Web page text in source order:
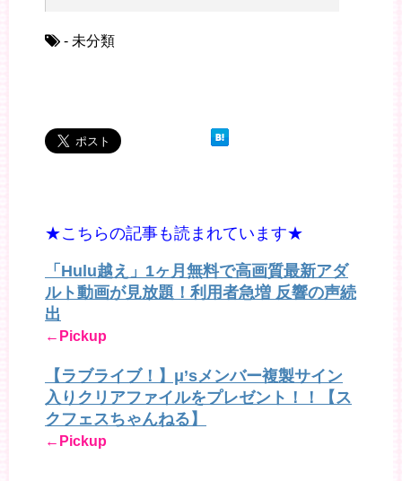
- 未分類
★こちらの記事も読まれています★
「Hulu越え」1ヶ月無料で高画質最新アダ
ルト動画が見放題！利用者急増 反響の声続
出
←Pickup
【ラブライブ！】μ’sメンバー複製サイン
入りクリアファイルをプレゼント！！【ス
クフェスちゃんねる】
←Pickup